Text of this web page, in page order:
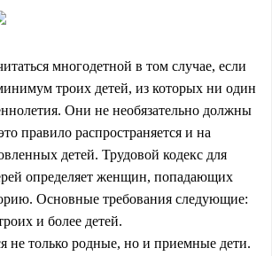
многодетной в том случае, если
троих детей, из которых ни один
Они не необязательно должны
правило распространяется и на
детей. Трудовой кодекс для
определяет женщин, попадающих
Основные требования следующие:
и более детей.
не только родные, но и приемные дети.